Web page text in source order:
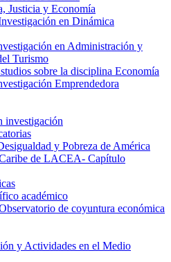
Justicia y Economía
en Dinámica
en Administración y
Turismo
sobre la disciplina Economía
Emprendedora
investigación
y Pobreza de América
de LACEA- Capítulo
académico
de coyuntura económica
y Actividades en el Medio